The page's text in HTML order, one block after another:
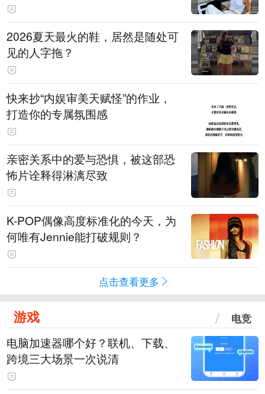
2026夏天最火的鞋，居然是随处可
见的人字拖？
快来抄“内娱审美天赋怪”的作业，
打造你的专属氛围感
亲密关系中的爱与恐惧，被这部恐
怖片诠释得淋漓尽致
K-POP偶像高度标准化的今天，为
何唯有Jennie能打破规则？
点击查看更多
游戏 电竞
电脑加速器哪个好？联机、下载、
跨境三大场景一次说清